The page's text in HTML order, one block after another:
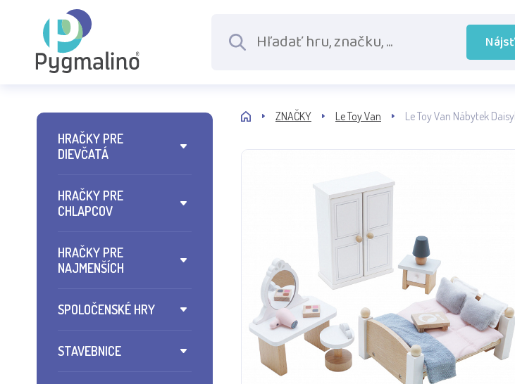
Nájsť
HRAČKY PRE
DIEVČATÁ
HRAČKY PRE
CHLAPCOV
HRAČKY PRE
NAJMENŠÍCH
SPOLOČENSKÉ HRY
STAVEBNICE
ZNAČKY Le Toy Van Le Toy Van Nábytek